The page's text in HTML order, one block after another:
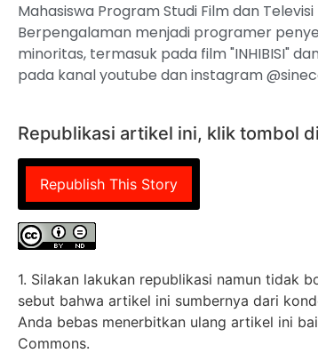
Mahasiswa Program Studi Film dan
Berpengalaman menjadi programer
minoritas, termasuk pada film "INHIBISI"
pada kanal youtube dan instagram
Republikasi artikel ini, klik tombol
Republish This Story
1. Silakan lakukan republikasi namun tidak
sebut bahwa artikel ini sumbernya dari
Anda bebas menerbitkan ulang artikel ini
Commons.